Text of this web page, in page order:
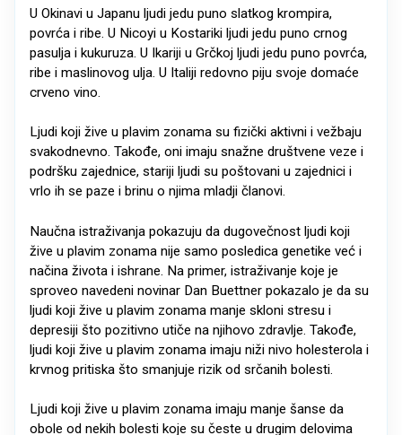
U Okinavi u Japanu ljudi jedu puno slatkog krompira,
povrća i ribe. U Nicoyi u Kostariki ljudi jedu puno crnog
pasulja i kukuruza. U Ikariji u Grčkoj ljudi jedu puno povrća,
ribe i maslinovog ulja. U Italiji redovno piju svoje domaće
crveno vino.
Ljudi koji žive u plavim zonama su fizički aktivni i vežbaju
svakodnevno. Takođe, oni imaju snažne društvene veze i
podršku zajednice, stariji ljudi su poštovani u zajednici i
vrlo ih se paze i brinu o njima mladji članovi.
Naučna istraživanja pokazuju da dugovečnost ljudi koji
žive u plavim zonama nije samo posledica genetike već i
načina života i ishrane. Na primer, istraživanje koje je
sproveo navedeni novinar Dan Buettner pokazalo je da su
ljudi koji žive u plavim zonama manje skloni stresu i
depresiji što pozitivno utiče na njihovo zdravlje. Takođe,
ljudi koji žive u plavim zonama imaju niži nivo holesterola i
krvnog pritiska što smanjuje rizik od srčanih bolesti.
Ljudi koji žive u plavim zonama imaju manje šanse da
obole od nekih bolesti koje su česte u drugim delovima